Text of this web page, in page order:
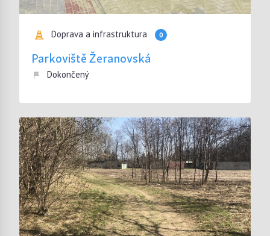
Doprava a infrastruktura 0
Parkoviště Žeranovská
Dokončený